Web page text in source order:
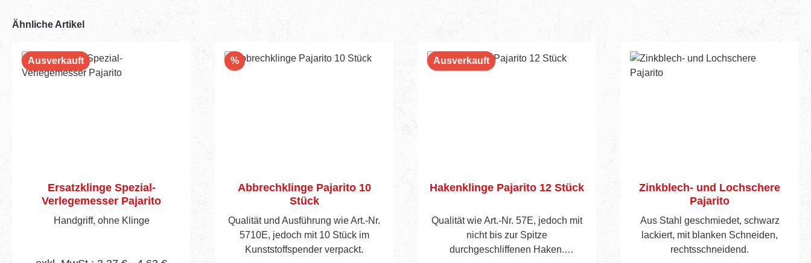
Ähnliche Artikel
Ausverkauft
Ersatzklinge Spezial-
Verlegemesser Pajarito
Handgriff, ohne Klinge
%Rabatt
Abbrechklinge Pajarito 10
Stück
Qualität und Ausführung wie Art.-Nr.
5710E, jedoch mit 10 Stück im
Kunststoffspender verpackt.
Ausverkauft
Hakenklinge Pajarito 12 Stück
Qualität wie Art.-Nr. 57E, jedoch mit
nicht bis zur Spitze
durchgeschliffenen Haken.
Zinkblech- und Lochschere
Pajarito
Aus Stahl geschmiedet, schwarz
lackiert, mit blanken Schneiden,
rechtsschneidend.